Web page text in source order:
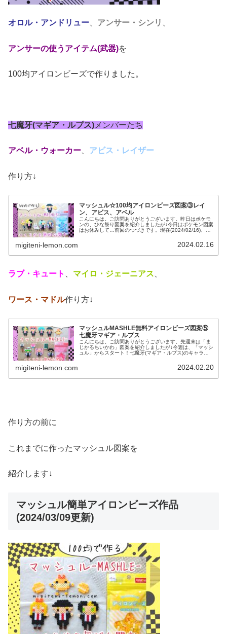
オロル・アンドリュー、 アンサー・シンリ 、
アンサーの使うアイテム(武器)を
100均アイロンビーズで作りました。
七魔牙(マギア・ルプス) メンバーたち
アベル・ウォーカー アビス・レイザー
作り方↓
マッシュル☆100均アイロンビーズ図案③レイ
ン、アビス、アベル
こんにちは。ご訪問ありがとうございます。昨日はポケモ
ンの、ひな祭り図案を紹介しましたが↓今日はポケモン図案
はお休みして…前回のつづきです。現在(2024/02/16)、ア
migiteni-lemon.com 2024.02.16
ラブ・キュート マイロ・ジェーニアス
ワース・マドル作り方↓
マッシュルMASHLE無料アイロンビーズ図案⑤
七魔牙マギア・ルプス
こんにちは。ご訪問ありがとうございます。先週末は「ま
じかるちいかわ」図案を紹介しましたが↓今週は、「マッシ
ュル」からスタート！七魔牙(マギア・ルプス)のキャラク
migiteni-lemon.com 2024.02.20
作り方の前に
これまでに作ったマッシュル図案を
紹介します↓
マッシュル簡単アイロンビーズ作品
(2024/03/09更新)